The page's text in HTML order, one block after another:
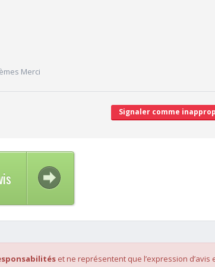
Merci
Signaler comme
et ne représentent que l’expression d’avis